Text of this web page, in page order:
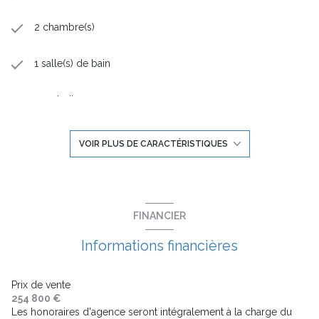
2 chambre(s)
1 salle(s) de bain
construit en 2024
cuisine américaine (semi-équipée)
3ème étage
3 étage(s)
VOIR PLUS DE CARACTÉRISTIQUES
FINANCIER
Informations financières
Prix de vente
254 800 €
Les honoraires d'agence seront intégralement à la charge du